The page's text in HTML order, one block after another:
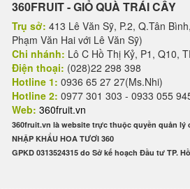
360FRUIT - GIỎ QUÀ TRÁI CÂY
Trụ sở: 413 Lê Văn Sỹ, P.2, Q.Tân
Phạm Văn Hai với Lê Văn Sỹ)
Chi nhánh: Lô C Hồ Thị Kỷ, P1, Q10,
Điện thoại: (028)22 298 398
Hotline 1: 0936 65 27 27(Ms.Nhi)
Hotline 2: 0977 301 303 - 0933 055
Web: 360fruit.vn
360fruit.vn là website trực thuộc quyền quản lý
NHẬP KHẨU HOA TƯƠI 360
GPKD 0313524315 do Sở kế hoạch Đầu tư TP.